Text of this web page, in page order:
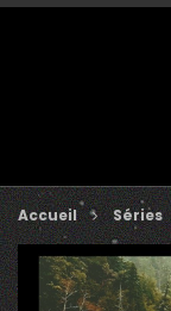
Accueil Séries